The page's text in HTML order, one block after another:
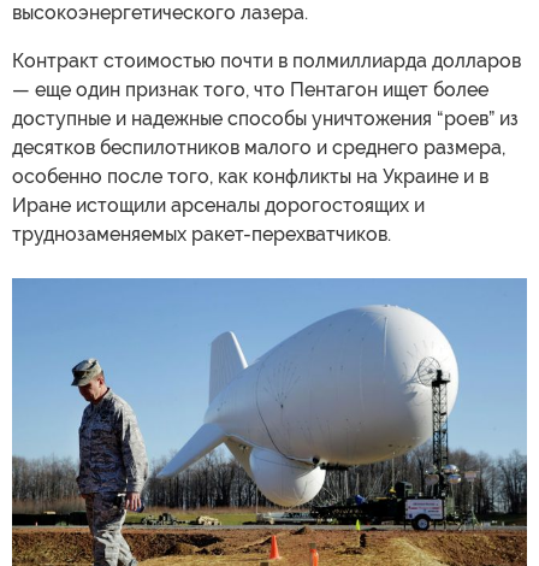
высокоэнергетического лазера.
Контракт стоимостью почти в полмиллиарда долларов
— еще один признак того, что Пентагон ищет более
доступные и надежные способы уничтожения “роев” из
десятков беспилотников малого и среднего размера,
особенно после того, как конфликты на Украине и в
Иране истощили арсеналы дорогостоящих и
труднозаменяемых ракет-перехватчиков.